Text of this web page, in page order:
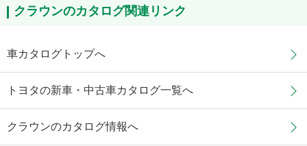
クラウンのカタログ関連リンク
車カタログトップへ
トヨタの新車・中古車カタログ一覧へ
クラウンのカタログ情報へ